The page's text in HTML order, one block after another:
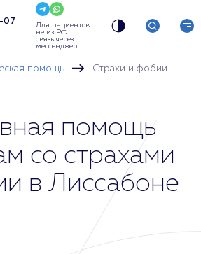
07
Для пациентов
не из РФ
связь через
мессенджер
помощь Страхи и фобии
помощь
со страхами
в Лиссабоне